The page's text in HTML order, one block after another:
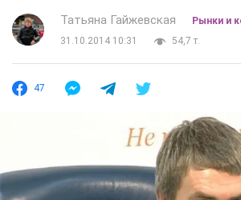
Татьяна Гайжевская
Рынки и
31.10.2014 10:31
54,7 т.
47